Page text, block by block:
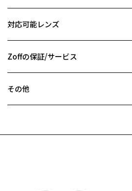
B ブリッジ(鼻部分)の横幅：16mm
対応可能レンズ
フレームとレンズの合計料
Zoffの保証/サービス
その他